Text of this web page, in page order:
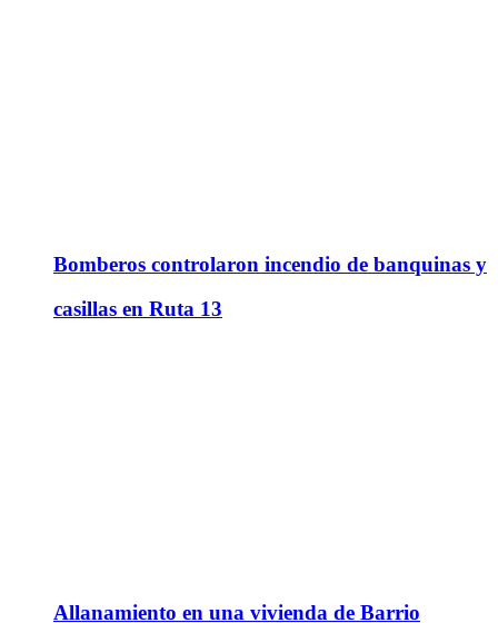
Bomberos controlaron incendio de banquinas y
casillas en Ruta 13
Allanamiento en una vivienda de Barrio